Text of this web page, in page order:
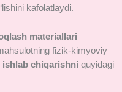
kafolatlaydi.
materiallari
fizik-kimyoviy
ishlab chiqarishni quyidagi